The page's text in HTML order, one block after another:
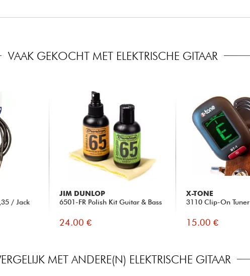
VAAK GEKOCHT MET ELEKTRISCHE GITAAR
/ Jack
JIM DUNLOP
6501-FR Polish Kit Guitar & Bass
24.00 €
X-TONE
3110 Clip-On Tuner
15.00 €
MET ANDERE(N) ELEKTRISCHE GITAAR